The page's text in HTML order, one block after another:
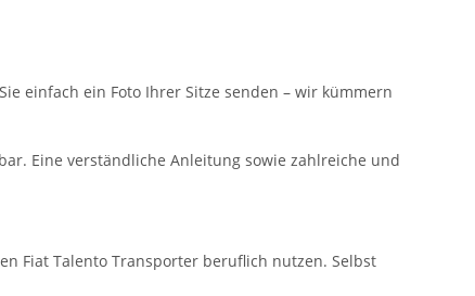
einfach ein Foto Ihrer Sitze senden – wir kümmern
Eine verständliche Anleitung sowie zahlreiche und
Fiat Talento Transporter beruflich nutzen. Selbst